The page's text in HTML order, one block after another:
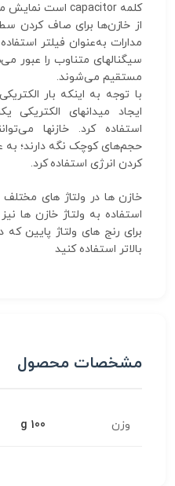
کلمه capacitor است نمایش می‌دهند.
از خازن‌ها برای صاف کردن
مدارات به‌عنوان فیلتر
سیگنالهای متناوب را عبور
مستقیم می‌شوند.
با توجه به اینکه بار
ایجاد میدانهای الکتریکی
استفاده کرد. خازنها
حجم‌های کوچک نگه دارند؛ به
کردن انرژی استفاده کرد.
خازن ها در ولتاژ های
استفاده به ولتاژ خازن ها
برای رنج های ولتاژ پایین که
بالاتر استفاده کنید
مشخصات محصول
وزن 100 g